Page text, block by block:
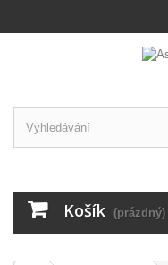
Košík (prázdný)